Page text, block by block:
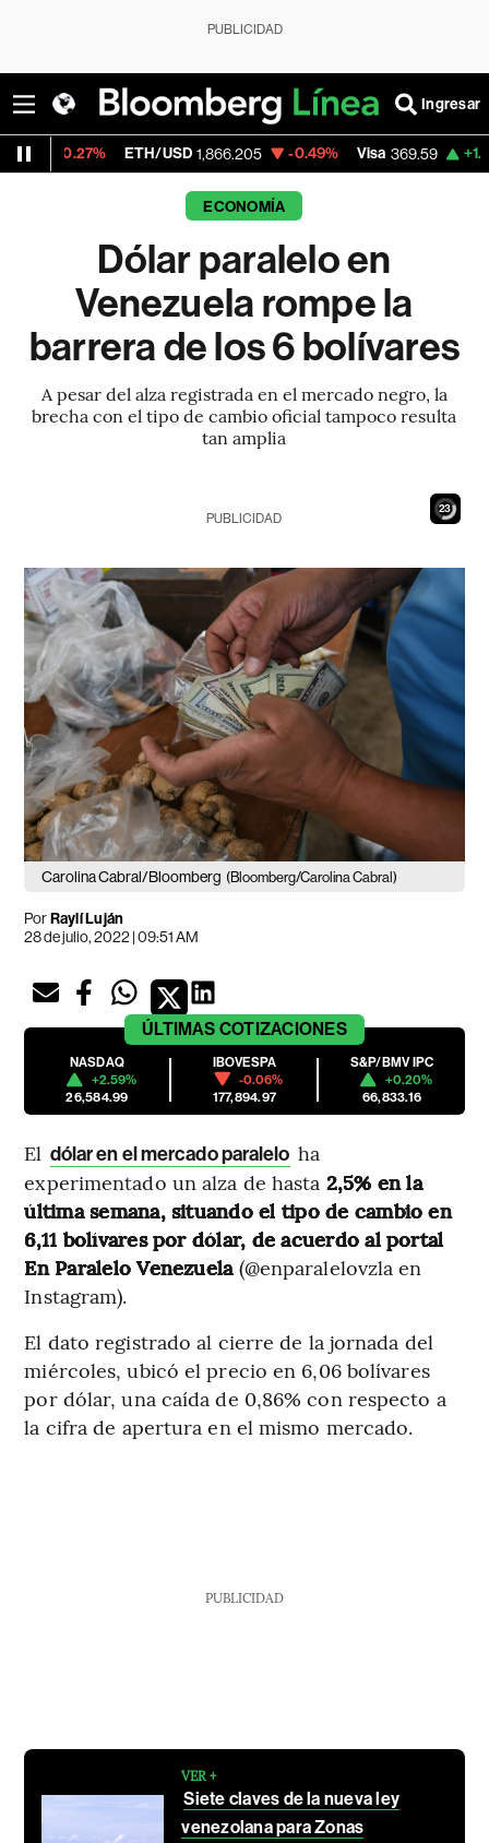
PUBLICIDAD
Ingresar
ETH/USD 1,866.205 -0.49% Visa 369.59 +1.07%
ECONOMÍA
Dólar paralelo en
Venezuela rompe la
barrera de los 6 bolívares
A pesar del alza registrada en el mercado negro, la
brecha con el tipo de cambio oficial tampoco resulta
tan amplia
21
PUBLICIDAD
Carolina Cabral/Bloomberg (Bloomberg/Carolina Cabral)
PorRaylí Luján
28 de julio, 2022 | 09:51 AM
ÚLTIMAS COTIZACIONES
NASDAQ
+2.59%
26,584.99
IBOVESPA
-0.06%
177,894.97
S&P/BMV IPC
+0.20%
66,833.16
El dólar en el mercado paralelo ha
experimentado un alza de hasta 2,5% en la
última semana, situando el tipo de cambio en
6,11 bolívares por dólar, de acuerdo al portal
En Paralelo Venezuela (@enparalelovzla en
Instagram).
El dato registrado al cierre de la jornada del
miércoles, ubicó el precio en 6,06 bolívares
por dólar, una caída de 0,86% con respecto a
la cifra de apertura en el mismo mercado.
PUBLICIDAD
VER +
Siete claves de la nueva ley
venezolana para Zonas